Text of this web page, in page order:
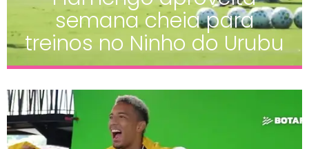
semana cheia para
treinos no Ninho do Urubu